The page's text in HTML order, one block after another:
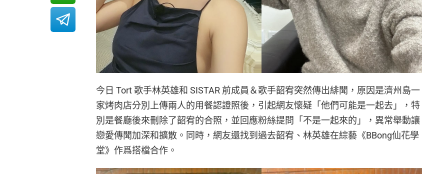
今日 Tort 歌手林英雄和 SISTAR 前成員＆歌手韶宥突然傳出緋聞，原因是濟州島一
家烤肉店分別上傳兩人的用餐認證照後，引起網友懷疑「他們可能是一起去」，特
別是餐廳後來刪除了韶宥的合照，並回應粉絲提問「不是一起來的」，異常舉動讓
戀愛傳聞加深和擴散。同時，網友還找到過去韶宥、林英雄在綜藝《BBong仙花學
堂》作爲搭檔合作。